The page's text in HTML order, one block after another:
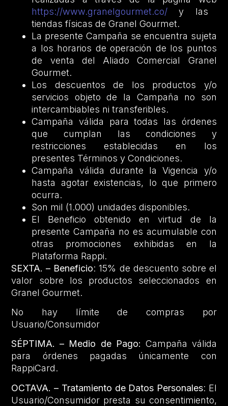
https://www.granelgourmet.co/ y las
tiendas físicas de Granel Gourmet.
La presente Campaña se encuentra sujeta
a los horarios de operación de los puntos
de venta del Aliado Comercial Granel
Gourmet.
Los descuentos de los productos y/o
servicios objeto de la Campaña no son
intercambiables ni transferibles.
Campaña válida para todas las órdenes
que cumplan las condiciones y
restricciones establecidas en los
presentes Términos y Condiciones.
Campaña válida durante la Vigencia y/o
hasta agotar existencias, lo que primero
ocurra.
Son mil (1.000) unidades disponibles.
El Beneficio obtenido en virtud de la
presente Campaña no es acumulable con
otras promociones exhibidas en la
Plataforma Rappi.
SEXTA. – Beneficio: 15% de descuento sobre el
valor sobre los productos seleccionados en
Granel Gourmet.
No hay límite de compras por
Usuario/Consumidor
SÉPTIMA. – Medio de Pago: Campaña válida
para órdenes pagadas únicamente con
RappiCard.
OCTAVA. – Tratamiento de Datos Personales: El
Usuario/Consumidor presta su consentimiento,